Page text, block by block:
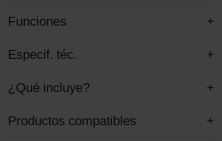
Funciones
Especif. téc.
¿Qué incluye?
Productos compatibles